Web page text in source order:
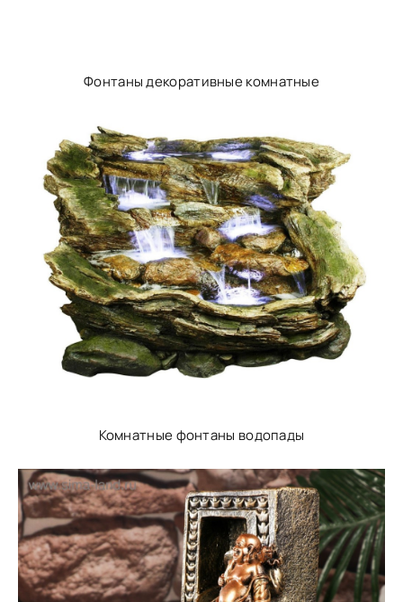
Фонтаны декоративные комнатные
Комнатные фонтаны водопады